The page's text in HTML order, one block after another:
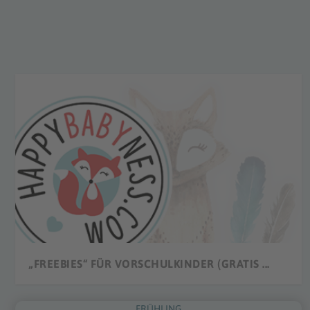
„FREEBIES“ FÜR VORSCHULKINDER (GRATIS ...